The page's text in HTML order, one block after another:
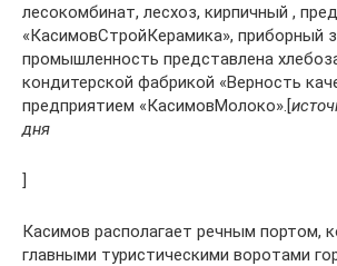
лесокомбинат, лесхоз, кирпичный ,
«КасимовСтройКерамика», приборный
промышленность представлена
кондитерской фабрикой «Верность
предприятием «КасимовМолоко».[
дня
]
Касимов располагает речным портом,
главными туристическими воротами